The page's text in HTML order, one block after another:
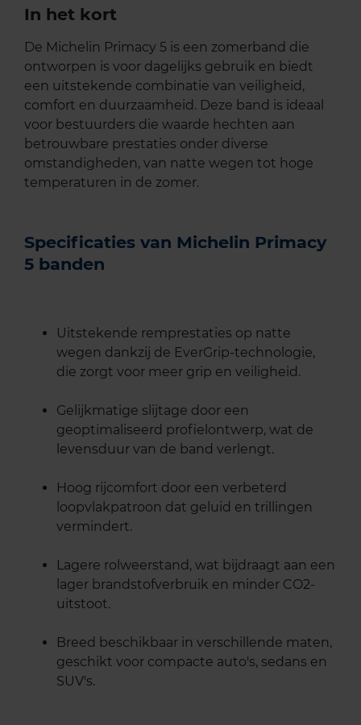
In het kort
De Michelin Primacy 5 is een zomerband die
ontworpen is voor dagelijks gebruik en biedt
een uitstekende combinatie van veiligheid,
comfort en duurzaamheid. Deze band is ideaal
voor bestuurders die waarde hechten aan
betrouwbare prestaties onder diverse
omstandigheden, van natte wegen tot hoge
temperaturen in de zomer.
Specificaties van Michelin Primacy
5 banden
Uitstekende remprestaties op natte
wegen dankzij de EverGrip-technologie,
die zorgt voor meer grip en veiligheid.
Gelijkmatige slijtage door een
geoptimaliseerd profielontwerp, wat de
levensduur van de band verlengt.
Hoog rijcomfort door een verbeterd
loopvlakpatroon dat geluid en trillingen
vermindert.
Lagere rolweerstand, wat bijdraagt aan een
lager brandstofverbruik en minder CO2-
uitstoot.
Breed beschikbaar in verschillende maten,
geschikt voor compacte auto's, sedans en
SUV's.